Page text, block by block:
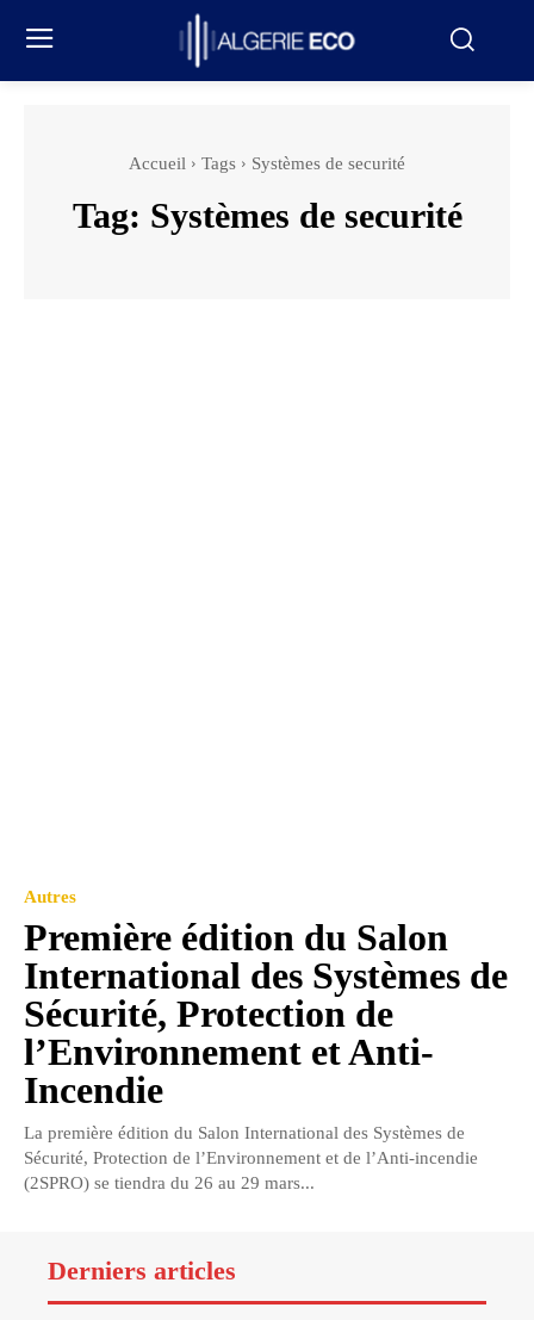
Accueil Tags Systèmes de securité
Tag: Systèmes de securité
Autres
Première édition du Salon
International des Systèmes de
Sécurité, Protection de
l’Environnement et Anti-
Incendie
La première édition du Salon International des Systèmes de
Sécurité, Protection de l’Environnement et de l’Anti-incendie
(2SPRO) se tiendra du 26 au 29 mars...
Derniers articles